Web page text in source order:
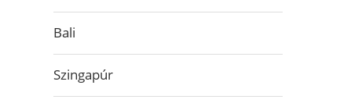
Bali
Szingapúr